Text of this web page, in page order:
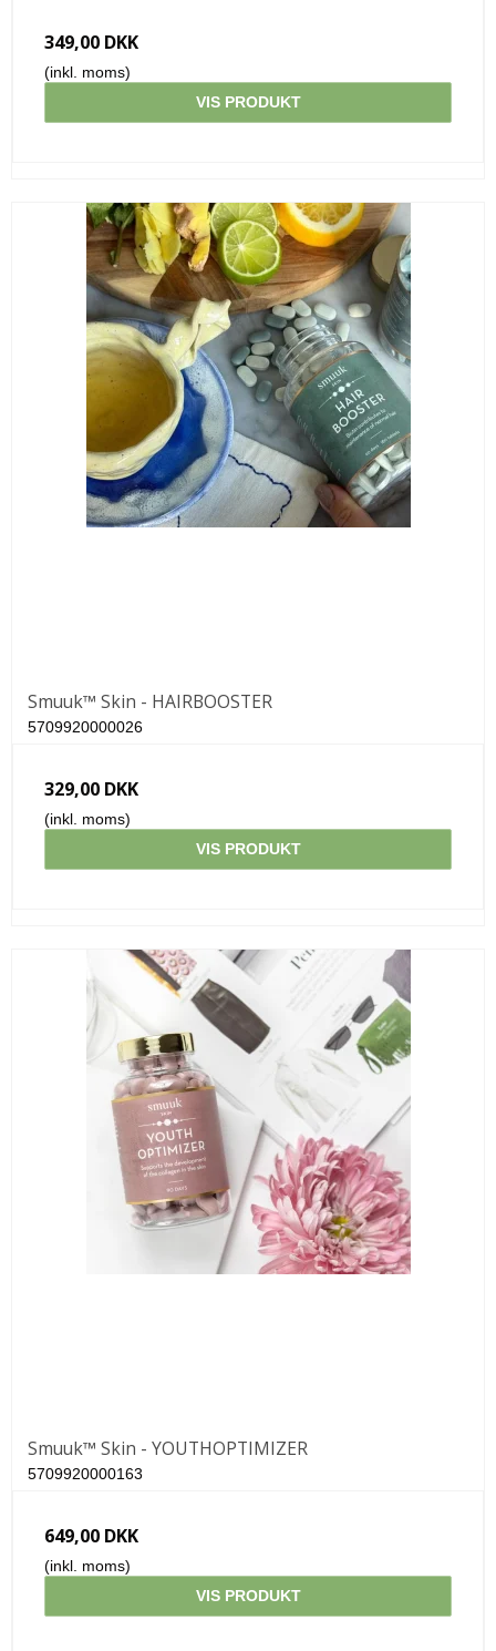
349,00 DKK
(inkl. moms)
VIS PRODUKT
Smuuk™ Skin - HAIRBOOSTER
5709920000026
329,00 DKK
(inkl. moms)
VIS PRODUKT
Smuuk™ Skin - YOUTHOPTIMIZER
5709920000163
649,00 DKK
(inkl. moms)
VIS PRODUKT